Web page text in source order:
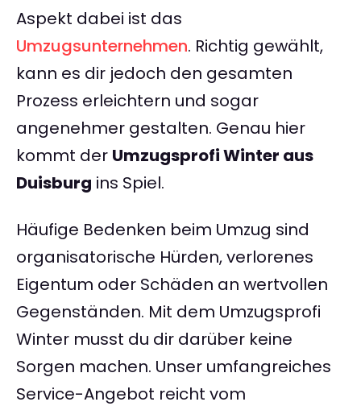
Aspekt dabei ist das
Umzugsunternehmen. Richtig gewählt,
kann es dir jedoch den gesamten
Prozess erleichtern und sogar
angenehmer gestalten. Genau hier
kommt der Umzugsprofi Winter aus
Duisburg ins Spiel.
Häufige Bedenken beim Umzug sind
organisatorische Hürden, verlorenes
Eigentum oder Schäden an wertvollen
Gegenständen. Mit dem Umzugsprofi
Winter musst du dir darüber keine
Sorgen machen. Unser umfangreiches
Service-Angebot reicht vom